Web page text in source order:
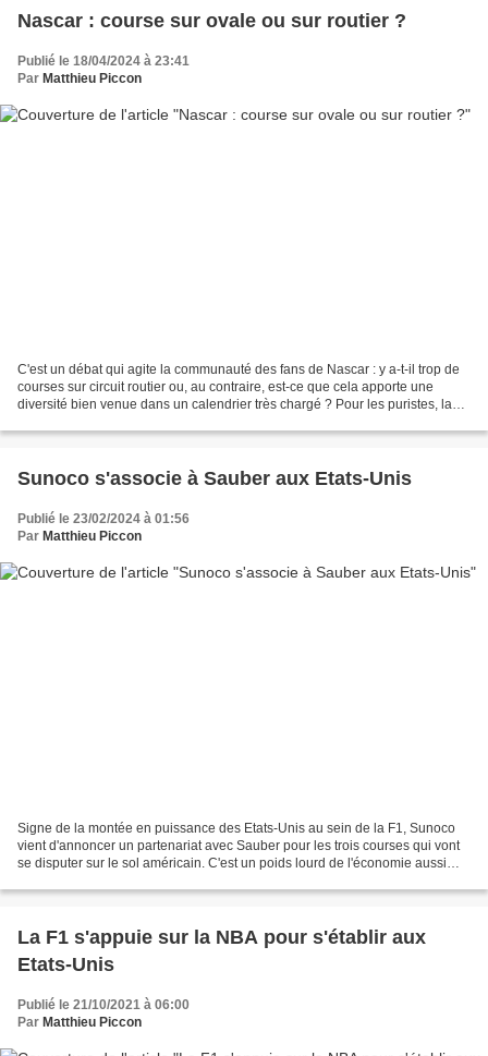
Nascar : course sur ovale ou sur routier ?
Publié le 18/04/2024 à 23:41
Par Matthieu Piccon
C'est un débat qui agite la communauté des fans de Nascar : y a-t-il trop de
courses sur circuit routier ou, au contraire, est-ce que cela apporte une
diversité bien venue dans un calendrier très chargé ? Pour les puristes, la
Sunoco s'associe à Sauber aux Etats-Unis
Publié le 23/02/2024 à 01:56
Par Matthieu Piccon
Signe de la montée en puissance des Etats-Unis au sein de la F1, Sunoco
vient d'annoncer un partenariat avec Sauber pour les trois courses qui vont
se disputer sur le sol américain. C'est un poids lourd de l'économie aussi
La F1 s'appuie sur la NBA pour s'établir aux
Etats-Unis
Publié le 21/10/2021 à 06:00
Par Matthieu Piccon